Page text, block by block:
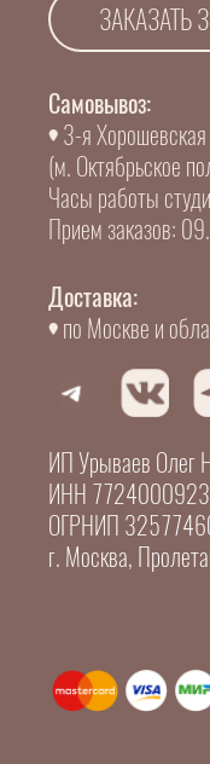
ЗАКАЗАТЬ
Самовывоз:
3-я
(м. Октябрьское
Часы работы
Прием заказов:
Доставка:
по Москве и
ИП Урываев Олег
ИНН
ОГРНИП
г. Москва,